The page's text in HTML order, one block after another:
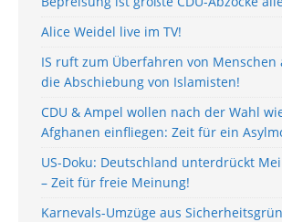
Alice Weidel live im TV!
IS ruft zum Überfahren von
die Abschiebung von Islamisten!
CDU & Ampel wollen nach der Wahl
Afghanen einfliegen: Zeit für ein
US-Doku: Deutschland unterdrückt
– Zeit für freie Meinung!
Karnevals-Umzüge aus